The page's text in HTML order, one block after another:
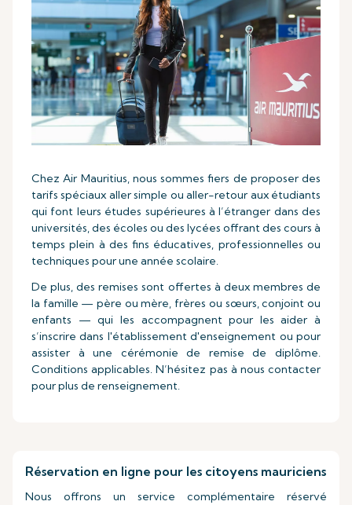
Chez Air Mauritius, nous sommes fiers de proposer des
tarifs spéciaux aller simple ou aller-retour aux étudiants
qui font leurs études supérieures à l’étranger dans des
universités, des écoles ou des lycées offrant des cours à
temps plein à des fins éducatives, professionnelles ou
techniques pour une année scolaire.
De plus, des remises sont offertes à deux membres de
la famille — père ou mère, frères ou sœurs, conjoint ou
enfants — qui les accompagnent pour les aider à
s’inscrire dans l'établissement d'enseignement ou pour
assister à une cérémonie de remise de diplôme.
Conditions applicables. N’hésitez pas à nous contacter
pour plus de renseignement.
Réservation en ligne pour les citoyens mauriciens
Nous offrons un service complémentaire réservé